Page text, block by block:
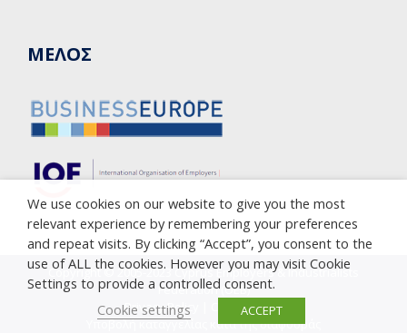
ΜΕΛΟΣ
Copyright © 2005-2023 Cyprus Employers & Industrialists
Federation (OEB)
Privacy Policy
Cookie Policy
Υποβολή καταγγελίας κατά της διαφθοράς
We use cookies on our website to give you the most
relevant experience by remembering your preferences
and repeat visits. By clicking “Accept”, you consent to the
use of ALL the cookies. However you may visit Cookie
Settings to provide a controlled consent.
Cookie settings
ACCEPT